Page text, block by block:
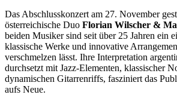
Das Abschlusskonzert am 27. November
österreichische Duo Florian Wilscher &
beiden Musiker sind seit über 25 Jahren ein
klassische Werke und innovative
verschmelzen lässt. Ihre Interpretation
durchsetzt mit Jazz-Elementen, klassischer
dynamischen Gitarrenriffs, fasziniert das
aufs Neue.